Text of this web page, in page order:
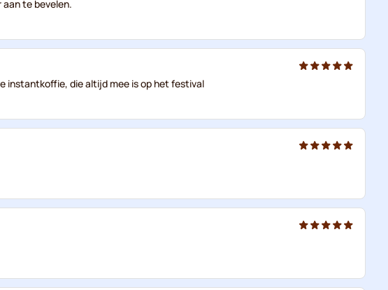
te bevelen.
instantkoffie, die altijd mee is op het festival